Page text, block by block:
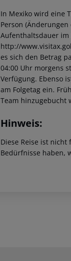
In Mexiko wird eine
Person
Aufenthaltsdauer im
http://
es sich den Betrag
04:00 Uhr morgens
Verfügung. Ebenso
am Folgetag ein.
Team hinzugebucht
Hinweis:
Diese Reise ist
Bedürfnisse haben,